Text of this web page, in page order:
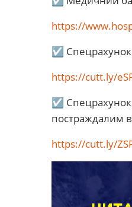
https://
☑ Спецрахунок
https://cutt.ly/
☑ Спецрахунок
постраждалим
https://cutt.ly/